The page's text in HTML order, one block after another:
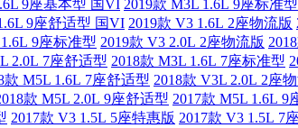
9座基本型 国VI 2019款 M3L 1.6L 9座标准型
9座舒适型 国VI 2019款 V3 1.6L 2座物流版
9座标准型 2019款 V3 2.0L 2座物流版
2.0L 7座舒适型 2018款 M3L 1.6L 7座标准型
款 M5L 1.6L 7座舒适型 2018款 V3L 2.0L 2座
款 M5L 2.0L 9座舒适型 2017款 M5L 1.6L 9
2017款 V3 1.5L 5座特惠版 2017款 V3 1.5L 7